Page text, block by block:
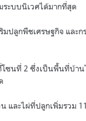
ระบบนิเวศได้มากที่สุด
ปลูกพืชเศรษฐกิจ และก
ซนที่ 2 ซึ่งเป็นพื้นที่บ้า
และไผ่ที่ปลูกเพิ่มรวม